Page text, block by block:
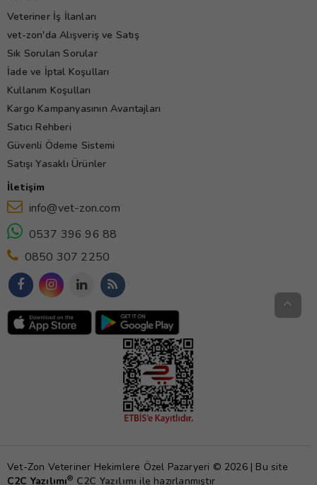
Veteriner İş İlanları
vet-zon'da Alışveriş ve Satış
Sık Sorulan Sorular
İade ve İptal Koşulları
Kullanım Koşulları
Kargo Kampanyasının Avantajları
Satıcı Rehberi
Güvenli Ödeme Sistemi
Satışı Yasaklı Ürünler
İletişim
info@vet-zon.com
0537 396 96 88
0850 307 2250
Vet-Zon Veteriner Hekimlere Özel Pazaryeri © 2026 | Bu site
C2C Yazılımı® C2C Yazılımı ile hazırlanmıştır